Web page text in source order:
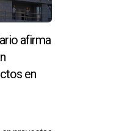
afirma
en